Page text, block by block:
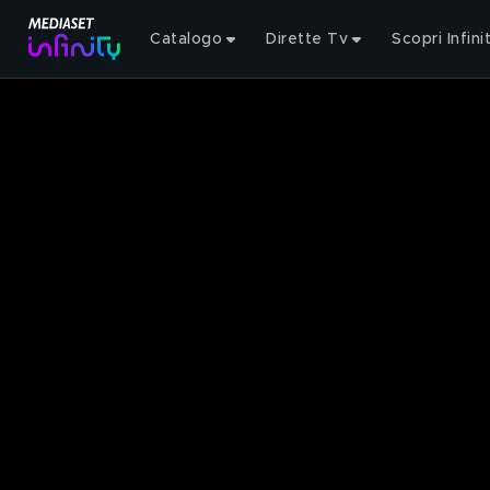
Catalogo Dirette Tv Scopri